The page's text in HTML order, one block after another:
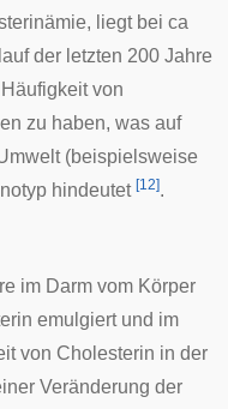
, liegt bei ca
der letzten 200 Jahre
von
zu haben, was auf
(beispielsweise
hindeutet [12].
im Darm vom Körper
emulgiert und im
von Cholesterin in der
Veränderung der